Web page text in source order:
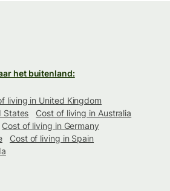
het buitenland:
living in United Kingdom
States
Cost of living in Australia
Cost of living in Germany
Cost of living in Spain